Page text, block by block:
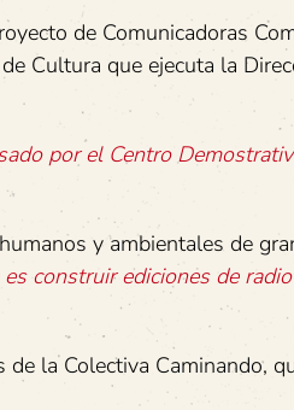
de Comunicadoras
Cultura que ejecuta la
por el Centro
y ambientales de
construir ediciones de
la Colectiva Caminando,